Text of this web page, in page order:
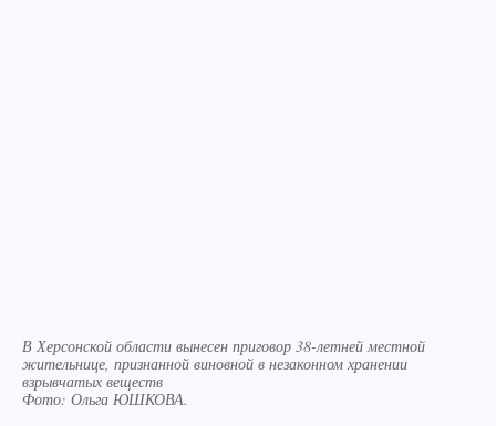
В Херсонской области вынесен приговор 38-летней местной
жительнице, признанной виновной в незаконном хранении
взрывчатых веществ
Фото: Ольга ЮШКОВА.